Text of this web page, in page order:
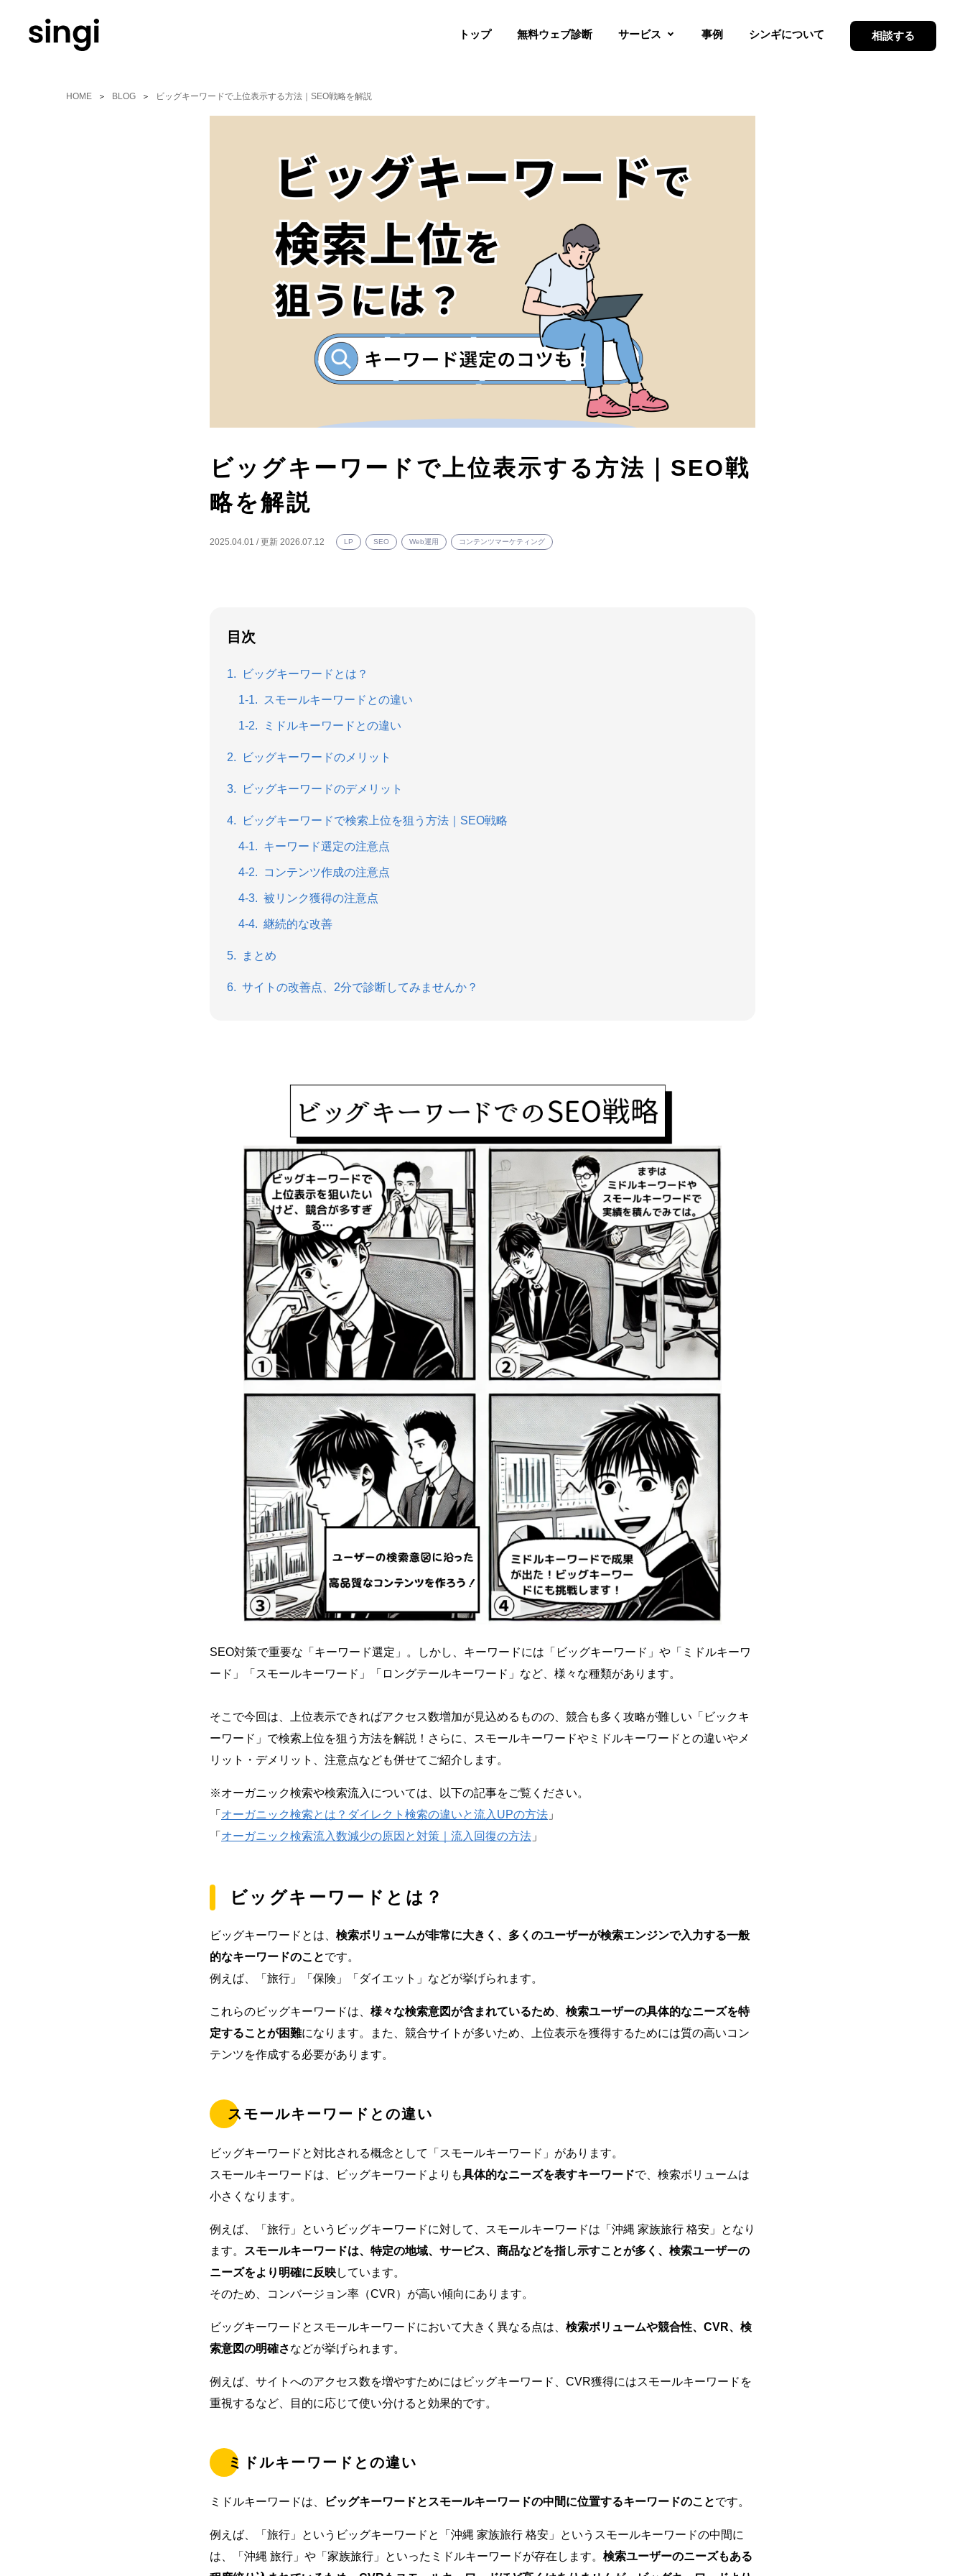
トップ 無料ウェブ診断 サービス
PHASE 3
事例 シンギについて 相談する
HOME BLOG ビッグキーワードで上位表示する方法｜SEO戦略を解説
ビッグキーワードで上位表示する方法｜SEO戦
略を解説
2025.04.01 / 更新 2026.07.12 LP SEO Web運用 コンテンツマーケティング
目次
ビッグキーワードとは？
スモールキーワードとの違い
ミドルキーワードとの違い
ビッグキーワードのメリット
ビッグキーワードのデメリット
ビッグキーワードで検索上位を狙う方法｜SEO戦略
キーワード選定の注意点
コンテンツ作成の注意点
被リンク獲得の注意点
継続的な改善
まとめ
サイトの改善点、2分で診断してみませんか？
SEO対策で重要な「キーワード選定」。しかし、キーワードには「ビッグキーワード」や「ミドルキーワ
ード」「スモールキーワード」「ロングテールキーワード」など、様々な種類があります。
そこで今回は、上位表示できればアクセス数増加が見込めるものの、競合も多く攻略が難しい「ビックキ
ーワード」で検索上位を狙う方法を解説！さらに、スモールキーワードやミドルキーワードとの違いやメ
リット・デメリット、注意点なども併せてご紹介します。
※オーガニック検索や検索流入については、以下の記事をご覧ください。
「 オーガニック検索とは？ダイレクト検索の違いと流入UPの方法 」
「 オーガニック検索流入数減少の原因と対策｜流入回復の方法 」
ビッグキーワードとは？
ビッグキーワードとは、 検索ボリュームが非常に大きく、多くのユーザーが検索エンジンで入力する一般
的なキーワードのことです。
例えば、「旅行」「保険」「ダイエット」などが挙げられます。
これらのビッグキーワードは、 様々な検索意図が含まれているため
検索ユーザーの具体的なニーズを特
定することが困難になります。また、競合サイトが多いため、上位表示を獲得するためには質の高いコン
テンツを作成する必要があります。
スモールキーワードとの違い
ビッグキーワードと対比される概念として「スモールキーワード」があります。
スモールキーワードは、ビッグキーワードよりも具体的なニーズを表すキーワードで、検索ボリュームは
小さくなります。
例えば、「旅行」というビッグキーワードに対して、スモールキーワードは「沖縄 家族旅行 格安」となり
ます。
スモールキーワードは、特定の地域、サービス、商品などを指し示すことが多く、検索ユーザーの
ニーズをより明確に反映しています。
そのため、コンバージョン率（CVR）が高い傾向にあります。
ビッグキーワードとスモールキーワードにおいて大きく異なる点は、 検索ボリュームや競合性、CVR、検
索意図の明確さなどが挙げられます。
例えば、サイトへのアクセス数を増やすためにはビッグキーワード、CVR獲得にはスモールキーワードを
重視するなど、目的に応じて使い分けると効果的です。
ミドルキーワードとの違い
ミドルキーワードは、 ビッグキーワードとスモールキーワードの中間に位置するキーワードのことです。
例えば、「旅行」というビッグキーワードと「沖縄 家族旅行 格安」というスモールキーワードの中間に
は、「沖縄 旅行」や「家族旅行」といったミドルキーワードが存在します。 検索ユーザーのニーズもある